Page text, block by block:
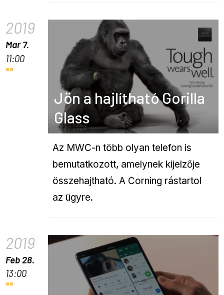
2019
Mar 7.
11:00
Jön a hajlítható Gorilla
Glass
Az MWC-n több olyan telefon is
bemutatkozott, amelynek kijelzője
összehajtható. A Corning rástartol
az ügyre.
2019
Feb 28.
13:00